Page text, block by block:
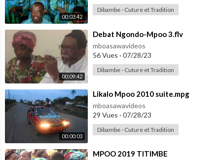
00:03:42
Dibambe - Cuture et Tradition
00:09:42
⁣Debat Ngondo-Mpoo 3.flv
mboasawavideos
56 Vues · 07/28/23
Dibambe - Cuture et Tradition
00:00:03
⁣Likalo Mpoo 2010 suite.mpg
mboasawavideos
29 Vues · 07/28/23
Dibambe - Cuture et Tradition
⁣MPOO 2019 TITIMBE